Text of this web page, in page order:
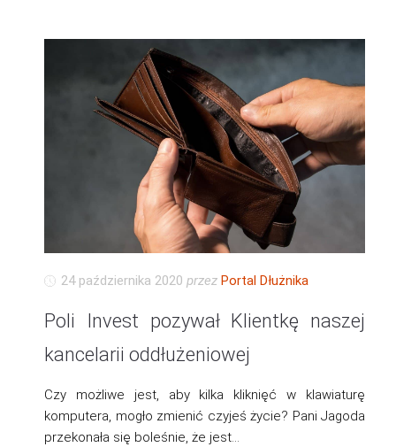
24 października 2020 przez Portal Dłużnika
Poli Invest pozywał Klientkę naszej
kancelarii oddłużeniowej
Czy możliwe jest, aby kilka kliknięć w klawiaturę
komputera, mogło zmienić czyjeś życie? Pani Jagoda
przekonała się boleśnie, że jest…